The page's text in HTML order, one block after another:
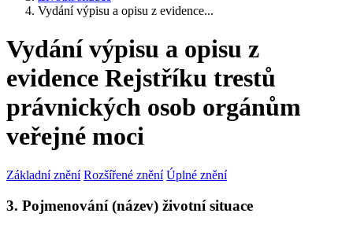
Vydání výpisu a opisu z evidence...
Vydání výpisu a opisu z
evidence Rejstříku trestů
právnických osob orgánům
veřejné moci
Základní znění Rozšířené znění Úplné znění
3. Pojmenování (název) životní situace